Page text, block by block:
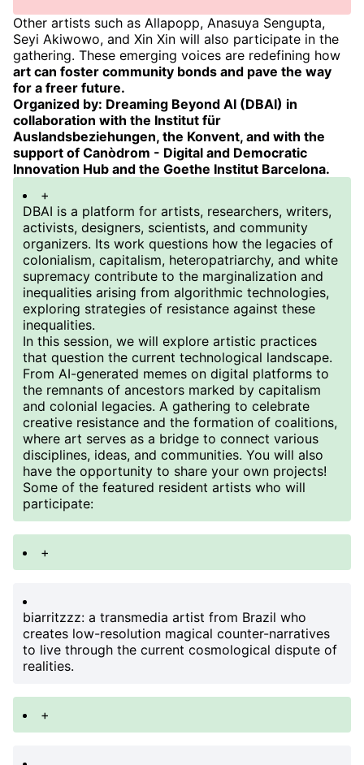
Other artists such as Allapopp, Anasuya Sengupta,
Seyi Akiwowo, and Xin Xin will also participate in the
gathering. These emerging voices are redefining how
art can foster community bonds and pave the way
for a freer future.
Organized by: Dreaming Beyond AI (DBAI) in
collaboration with the Institut für
Auslandsbeziehungen, the Konvent, and with the
support of Canòdrom - Digital and Democratic
Innovation Hub and the Goethe Institut Barcelona.
+
DBAI is a platform for artists, researchers, writers,
activists, designers, scientists, and community
organizers. Its work questions how the legacies of
colonialism, capitalism, heteropatriarchy, and white
supremacy contribute to the marginalization and
inequalities arising from algorithmic technologies,
exploring strategies of resistance against these
inequalities.
In this session, we will explore artistic practices
that question the current technological landscape.
From AI-generated memes on digital platforms to
the remnants of ancestors marked by capitalism
and colonial legacies. A gathering to celebrate
creative resistance and the formation of coalitions,
where art serves as a bridge to connect various
disciplines, ideas, and communities. You will also
have the opportunity to share your own projects!
Some of the featured resident artists who will
participate:
+
biarritzzz: a transmedia artist from Brazil who
creates low-resolution magical counter-narratives
to live through the current cosmological dispute of
realities.
+